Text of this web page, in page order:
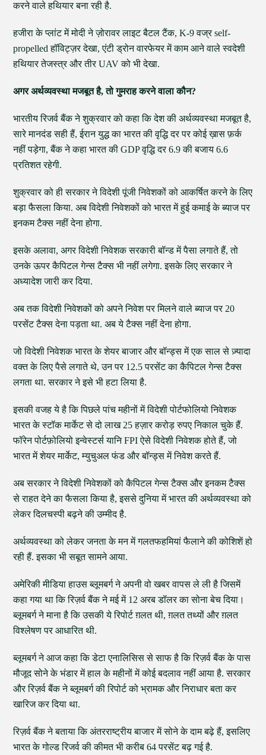
करने वाले हथियार बना रही है.
हजीरा के प्लांट में मोदी ने ज़ोरावर लाइट बैटल टैंक, K-9 वज्र self-
propelled हॉविट्ज़र देखा, एंटी ड्रोन वारफेयर में काम आने वाले स्वदेशी
हथियार तेजस्त्र और तीर UAV को भी देखा.
अगर अर्थव्यवस्था मजबूत है, तो गुमराह करने वाला कौन?
भारतीय रिजर्व बैंक ने शुक्रवार को कहा कि देश की अर्थव्यवस्था मजबूत है,
सारे मानदंड सही हैं, ईरान युद्ध का भारत की वृद्धि दर पर कोई ख़ास फ़र्क
नहीं पड़ेगा, बैंक ने कहा भारत की GDP वृद्धि दर 6.9 की बजाय 6.6
प्रतिशत रहेगी.
शुक्रवार को ही सरकार ने विदेशी पूंजी निवेशकों को आकर्षित करने के लिए
बड़ा फैसला किया. अब विदेशी निवेशकों को भारत में हुई कमाई के ब्याज पर
इनकम टैक्स नहीं देना होगा.
इसके अलावा, अगर विदेशी निवेशक सरकारी बॉन्ड में पैसा लगाते हैं, तो
उनके ऊपर कैपिटल गेन्स टैक्स भी नहीं लगेगा. इसके लिए सरकार ने
अध्यादेश जारी कर दिया.
अब तक विदेशी निवेशकों को अपने निवेश पर मिलने वाले ब्याज पर 20
परसेंट टैक्स देना पड़ता था. अब ये टैक्स नहीं देना होगा.
जो विदेशी निवेशक भारत के शेयर बाजार और बॉन्ड्स में एक साल से ज़्यादा
वक्त के लिए पैसे लगाते थे, उन पर 12.5 परसेंट का कैपिटल गेन्स टैक्स
लगता था. सरकार ने इसे भी हटा लिया है.
इसकी वजह ये है कि पिछले पांच महीनों में विदेशी पोर्टफोलियो निवेशक
भारत के स्टॉक मार्केट से दो लाख 25 हज़ार करोड़ रुपए निकाल चुके हैं.
फॉरेन पोर्टफ़ोलियो इन्वेस्टर्स यानि FPI ऐसे विदेशी निवेशक होते हैं, जो
भारत में शेयर मार्केट, म्युचुअल फंड और बॉन्ड्स में निवेश करते हैं.
अब सरकार ने विदेशी निवेशकों को कैपिटल गेन्स टैक्स और इनकम टैक्स
से राहत देने का फैसला किया है, इससे दुनिया में भारत की अर्थव्यवस्था को
लेकर दिलचस्पी बढ़ने की उम्मीद है.
अर्थव्यवस्था को लेकर जनता के मन में गलतफहमियां फैलाने की कोशिशें हो
रही हैं. इसका भी सबूत सामने आया.
अमेरिकी मीडिया हाउस ब्लूमबर्ग ने अपनी वो खबर वापस ले ली है जिसमें
कहा गया था कि रिज़र्व बैंक ने मई में 12 अरब डॉलर का सोना बेच दिया।
ब्लूमबर्ग ने माना है कि उसकी ये रिपोर्ट ग़लत थी, ग़लत तथ्यों और ग़लत
विश्लेषण पर आधारित थी.
ब्लूमबर्ग ने आज कहा कि डेटा एनालिसिस से साफ है कि रिज़र्व बैंक के पास
मौजूद सोने के भंडार में हाल के महीनों में कोई बदलाव नहीं आया है. सरकार
और रिज़र्व बैंक ने ब्लूमबर्ग की रिपोर्ट को भ्रामक और निराधार बता कर
खारिज कर दिया था.
रिज़र्व बैंक ने बताया कि अंतरराष्ट्रीय बाजार में सोने के दाम बढ़े हैं, इसलिए
भारत के गोल्ड रिजर्व की कीमत भी करीब 64 परसेंट बढ़ गई है.